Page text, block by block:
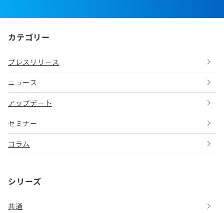
カテゴリー
プレスリリース
ニュース
アップデート
セミナー
コラム
シリーズ
共通